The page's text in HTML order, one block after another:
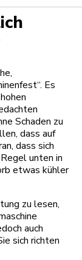
Es
Schaden zu
dass auf
dass sich
unten in
etwas kühler
zu lesen,
auch
sich richten